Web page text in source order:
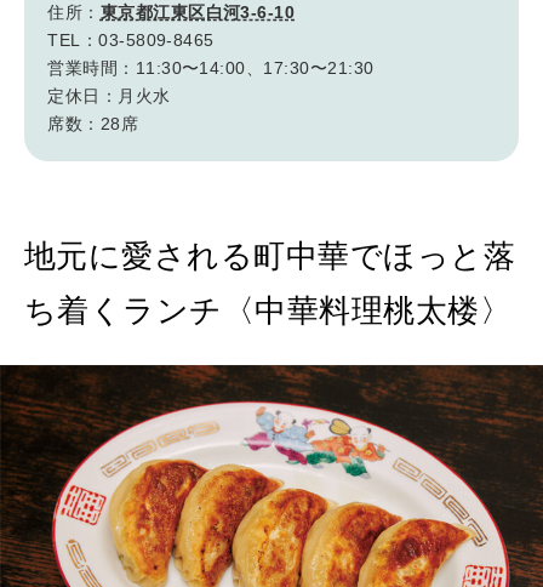
住所： 東京都江東区白河3-6-10
TEL：03-5809-8465
営業時間：11:30〜14:00、17:30〜21:30
定休日：月火水
席数：28席
地元に愛される町中華でほっと落
ち着くランチ〈中華料理桃太楼〉